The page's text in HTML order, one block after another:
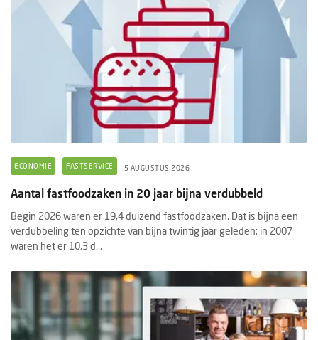
ECONOMIE FASTSERVICE 5 AUGUSTUS 2026
Aantal fastfoodzaken in 20 jaar bijna verdubbeld
Begin 2026 waren er 19,4 duizend fastfoodzaken. Dat is bijna een
verdubbeling ten opzichte van bijna twintig jaar geleden: in 2007
waren het er 10,3 d...